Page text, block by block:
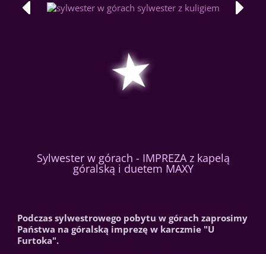
Sylwester w górach - IMPREZA z kapelą
góralską i duetem MAXY
Podczas sylwestrowego pobytu w górach zaprosimy
Państwa na góralską imprezę w karczmie "U
Furtoka".